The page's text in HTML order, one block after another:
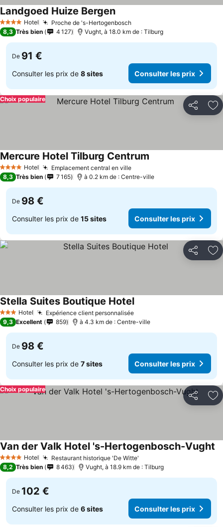
4 Étoiles Hotel Proche de 's-Hertogenbosch
Landgoed Huize Bergen
8,3 Très bien 4 127 Vught, à 18.0 km de : Tilburg
De 91 €
Consulter les prix de 8 sites Consulter les prix
Partager
Choix populaire
4 Étoiles Hotel Emplacement central en ville
Mercure Hotel Tilburg Centrum
8,3 Très bien 7 165 à 0.2 km de : Centre-ville
De 98 €
Consulter les prix de 15 sites Consulter les prix
Partager
3 ÉtoilesHotel Expérience client personnalisée
Stella Suites Boutique Hotel
9,3 Excellent 859 à 4.3 km de : Centre-ville
De 98 €
Consulter les prix de 7 sites Consulter les prix
Partager
Choix populaire
4 Étoiles Hotel Restaurant historique 'De Witte'
Van der Valk Hotel 's-Hertogenbosch-Vught
8,2 Très bien 8 463 Vught, à 18.9 km de : Tilburg
De 102 €
Consulter les prix de 6 sites Consulter les prix